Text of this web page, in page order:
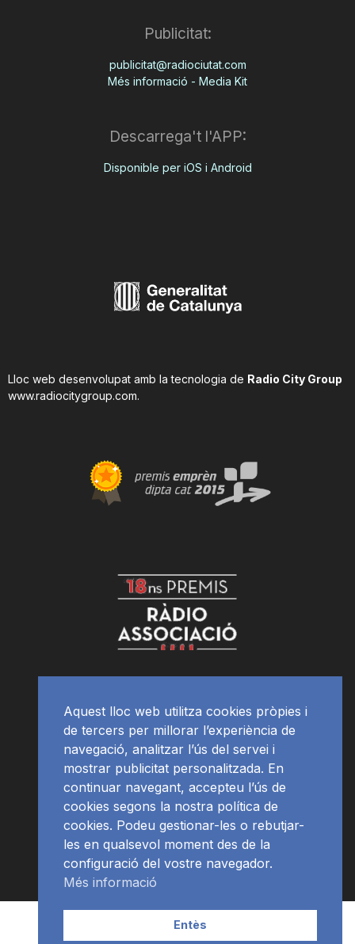
Publicitat:
publicitat@radiociutat.com
Més informació - Media Kit
Descarrega't l'APP:
Disponible per iOS i Android
Lloc web desenvolupat amb la tecnologia de Radio City Group
www.radiocitygroup.com.
APP Programació
Aquest lloc web utilitza cookies pròpies i
de tercers per millorar l’experiència de
navegació, analitzar l’ús del servei i
mostrar publicitat personalitzada. En
continuar navegant, accepteu l’ús de
cookies segons la nostra política de
cookies. Podeu gestionar-les o rebutjar-
les en qualsevol moment des de la
configuració del vostre navegador.
Més informació
Entès